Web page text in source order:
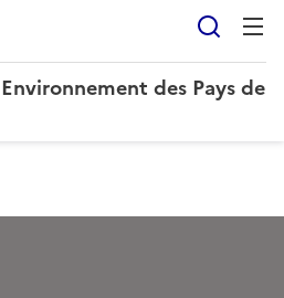
des Pays de